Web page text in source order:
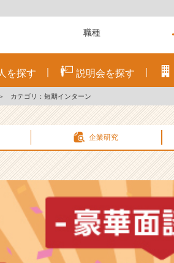
を探す 説明会を探す
＞ カテゴリ：短期インターン
企業研究